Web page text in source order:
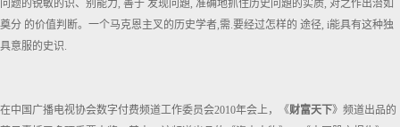
问题的锐敏的识、别能力, 善于 发现问題, 准确地抓住历史问題的实质, 对之作出治如
奠分 的价值判断。一个马克恩主叉的历史学者,需.要经过怎样的 途径, i能具有这种独
具意服的史识.
在中国广播电视协会数字付费频道工作委员会2010年会上，《财富天下》频道出品的